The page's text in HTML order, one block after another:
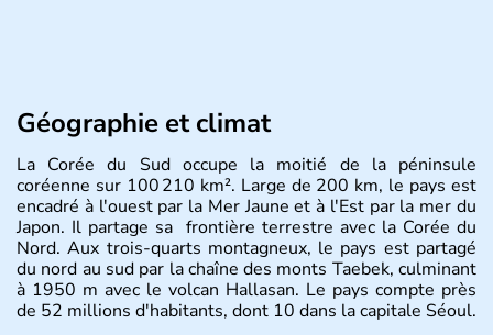
Géographie et climat
La Corée du Sud occupe la moitié de la péninsule
coréenne sur 100 210 km². Large de 200 km, le pays est
encadré à l'ouest par la Mer Jaune et à l'Est par la mer du
Japon. Il partage sa frontière terrestre avec la Corée du
Nord. Aux trois-quarts montagneux, le pays est partagé
du nord au sud par la chaîne des monts Taebek, culminant
à 1950 m avec le volcan Hallasan. Le pays compte près
de 52 millions d'habitants, dont 10 dans la capitale Séoul.